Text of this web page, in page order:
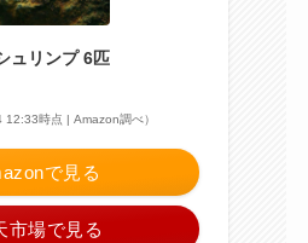
ュリンプ 6匹
12:33時点 | Amazon調べ）
で見る
市場で見る